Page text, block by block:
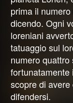
prima il
dicendo. Ogni
loreniani
tatuaggio sul
numero
fortunatamente
scopre di
difendersi.